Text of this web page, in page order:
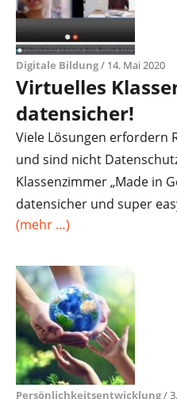
Digitale Bildung/ 14. Mai 2020
Virtuelles
datensicher!
Viele Lösungen erfordern
und sind nicht
Klassenzimmer „Made in
datensicher und super
(mehr …)
Persönlichkeitsentwicklung/